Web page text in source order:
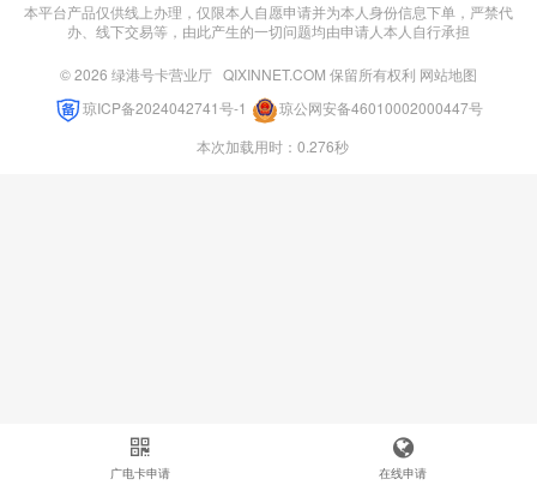
本平台产品仅供线上办理，仅限本人自愿申请并为本人身份信息下单，严禁代
办、线下交易等，由此产生的一切问题均由申请人本人自行承担
© 2026 绿港号卡营业厅 QIXINNET.COM 保留所有权利 网站地图
琼ICP备2024042741号-1
琼公网安备46010002000447号
本次加载用时：0.276秒
广电卡申请 在线申请